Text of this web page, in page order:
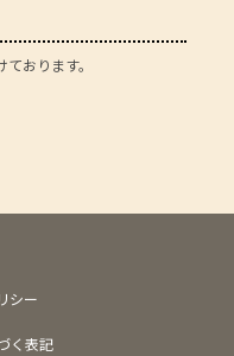
おります。
シー
く表記